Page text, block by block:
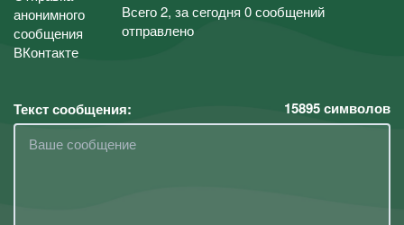
Всего 2, за сегодня 0 сообщений
отправлено
Текст сообщения: 15895символов